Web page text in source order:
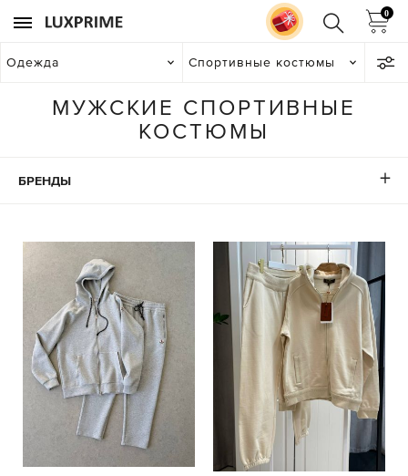
0
Одежда Спортивные костюмы
МУЖСКИЕ СПОРТИВНЫЕ
КОСТЮМЫ
БРЕНДЫ